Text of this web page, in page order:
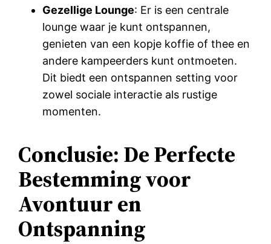
Gezellige Lounge: Er is een centrale
lounge waar je kunt ontspannen,
genieten van een kopje koffie of thee en
andere kampeerders kunt ontmoeten.
Dit biedt een ontspannen setting voor
zowel sociale interactie als rustige
momenten.
Conclusie: De Perfecte
Bestemming voor
Avontuur en
Ontspanning